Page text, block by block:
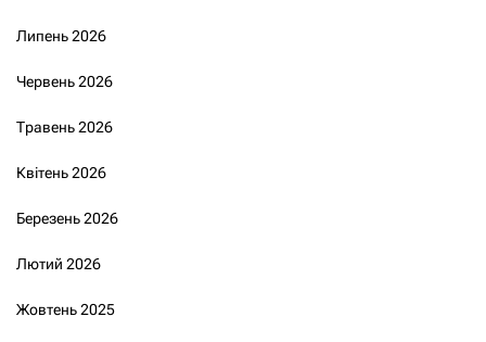
Липень 2026
Червень 2026
Травень 2026
Квітень 2026
Березень 2026
Лютий 2026
Жовтень 2025